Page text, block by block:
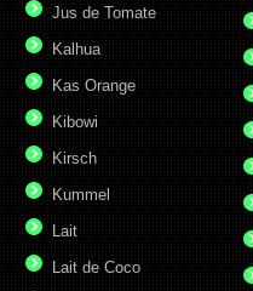
Jus de Tomate
Kalhua
Kas Orange
Kibowi
Kirsch
Kummel
Lait
Lait de Coco